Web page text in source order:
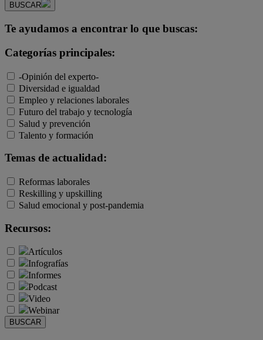
BUSCAR
Te ayudamos a encontrar lo que buscas:
Categorías principales:
-Opinión del experto-
Diversidad e igualdad
Empleo y relaciones laborales
Futuro del trabajo y tecnología
Salud y prevención
Talento y formación
Temas de actualidad:
Reformas laborales
Reskilling y upskilling
Salud emocional y post-pandemia
Recursos:
Artículos
Infografías
Informes
Podcast
Video
Webinar
BUSCAR